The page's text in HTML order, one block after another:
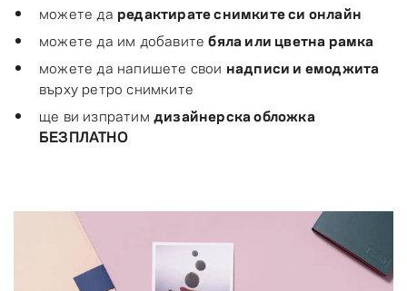
можете да редактирате снимките си онлайн
можете да им добавитебяла или цветна рамка
можете да напишете свои надписи и емоджита
върху ретро снимките
ще ви изпратим дизайнерска обложка
БЕЗПЛАТНО